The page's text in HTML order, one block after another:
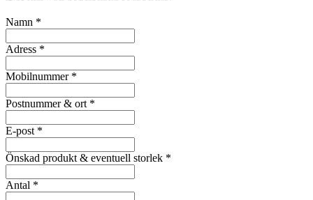
Namn *
Adress *
Mobilnummer *
Postnummer & ort *
E-post *
Önskad produkt & eventuell storlek *
Antal *